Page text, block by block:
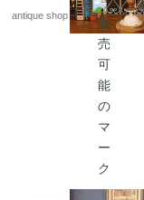
antique shop at's